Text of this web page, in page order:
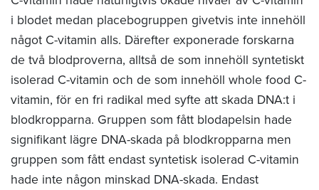
i blodet medan placebogruppen givetvis inte innehöll
något C-vitamin alls. Därefter exponerade forskarna
de två blodproverna, alltså de som innehöll syntetiskt
isolerad C-vitamin och de som innehöll whole food C-
vitamin, för en fri radikal med syfte att skada DNA:t i
blodkropparna. Gruppen som fått blodapelsin hade
signifikant lägre DNA-skada på blodkropparna men
gruppen som fått endast syntetisk isolerad C-vitamin
hade inte någon minskad DNA-skada. Endast